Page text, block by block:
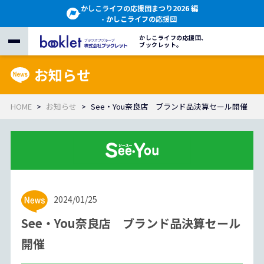
かしこライフの応援団まつり2026 編
- かしこライフの応援団
かしこライフの応援団、
ブックレット。
お知らせ
HOME お知らせ See・You奈良店 ブランド品決算セール開催
2024/01/25
See・You奈良店 ブランド品決算セール
開催